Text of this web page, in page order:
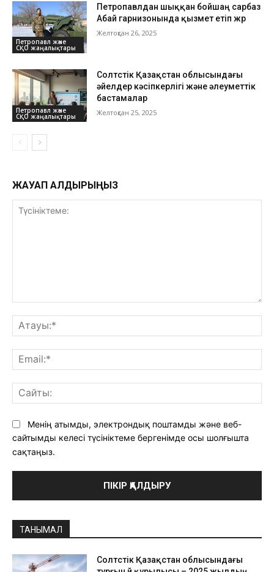
Петропавл және
СҚО жаңалықтары
Петропавлдан шыққан бойшаң сарбаз
Абай гарнизонында қызмет етіп жүр
Желтоқсан 26, 2025
Петропавл және
СҚО жаңалықтары
Солтүстік Қазақстан облысындағы
әйелдер кәсіпкерлігі және әлеуметтік
бастамалар
Желтоқсан 25, 2025
ЖАУАП ҚАЛДЫРЫҢЫЗ
Менің атымды, электрондық поштамды және веб-
сайтымды келесі түсініктеме бергенімде осы шолғышта
сақтаңыз.
ТАНЫМАЛ
Солтүстік Қазақстан облысындағы